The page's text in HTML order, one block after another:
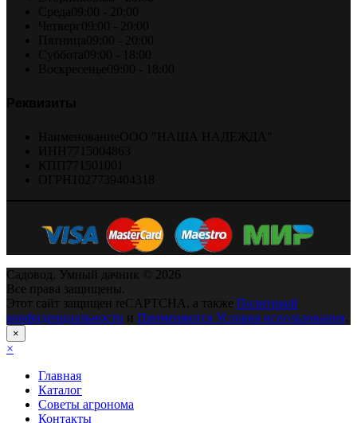
Садовод. Умный дачник © 2026
Все права защищены.
Этот сайт защищен reCAPTCHA, а также Политикой
конфиденциальности и Применяются Условия использования
×
×
Главная
Каталог
Советы агронома
Контакты